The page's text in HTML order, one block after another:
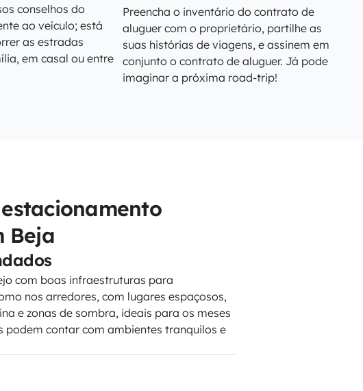
conselhos do
ao veículo; está
as estradas
em casal ou entre
Preencha o inventário do contrato de
aluguer com o proprietário, partilhe as
suas histórias de viagens, e assinem em
conjunto o contrato de aluguer. Já pode
imaginar a próxima road-trip!
Beja
com boas infraestruturas para
nos arredores, com lugares espaçosos,
e zonas de sombra, ideais para os meses
podem contar com ambientes tranquilos e